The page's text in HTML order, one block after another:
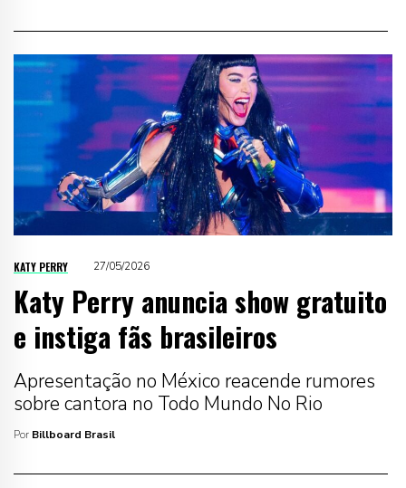
KATY PERRY 27/05/2026
Katy Perry anuncia show gratuito
e instiga fãs brasileiros
Apresentação no México reacende rumores
sobre cantora no Todo Mundo No Rio
Por Billboard Brasil